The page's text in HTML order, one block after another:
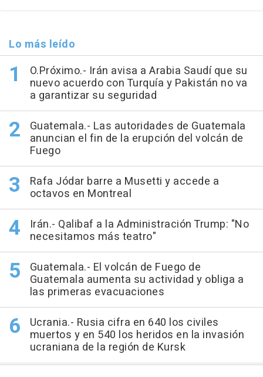
Lo más leído
O.Próximo.- Irán avisa a Arabia Saudí que su
nuevo acuerdo con Turquía y Pakistán no va
a garantizar su seguridad
Guatemala.- Las autoridades de Guatemala
anuncian el fin de la erupción del volcán de
Fuego
Rafa Jódar barre a Musetti y accede a
octavos en Montreal
Irán.- Qalibaf a la Administración Trump: "No
necesitamos más teatro"
Guatemala.- El volcán de Fuego de
Guatemala aumenta su actividad y obliga a
las primeras evacuaciones
Ucrania.- Rusia cifra en 640 los civiles
muertos y en 540 los heridos en la invasión
ucraniana de la región de Kursk